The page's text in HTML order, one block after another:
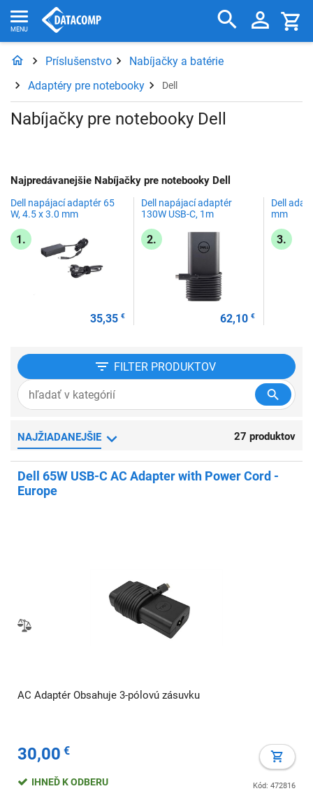
Príslušenstvo
Nabíjačky a batérie
Adaptéry pre notebooky
Dell
Nabíjačky pre notebooky Dell
Najpredávanejšie Nabíjačky pre notebooky Dell
1.
Dell napájací adaptér 65
W, 4.5 x 3.0 mm
35,35 €
2.
Dell napájací adaptér
130W USB-C, 1m
62,10€
3.
Dell
mm
FILTER PRODUKTOV
NAJŽIADANEJŠIE 27 produktov
Dell 65W USB-C AC Adapter with Power Cord -
Europe
AC Adaptér Obsahuje 3-pólovú zásuvku
30,00 €
Kód: 472816
IHNEĎ K ODBERU